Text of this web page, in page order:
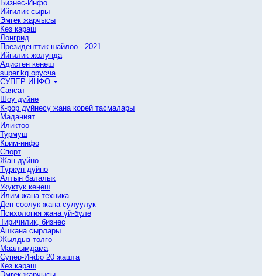
Бизнес-Инфо
Ийгилик сыры
Эмгек жарчысы
Көз караш
Лонгрид
Президенттик шайлоо - 2021
Ийгилик жолунда
Адистен кеңеш
super.kg орусча
СУПЕР-ИНФО
Саясат
Шоу дүйнө
К-рор дүйнөсү жана корей тасмалары
Маданият
Иликтөө
Турмуш
Крим-инфо
Спорт
Жан дүйнө
Түркүн дүйнө
Алтын балалык
Укуктук кеӊеш
Илим жана техника
Ден соолук жана сулуулук
Психология жана үй-бүлө
Тиричилик, бизнес
Ашкана сырлары
Жылдыз төлгө
Маалымдама
Супер-Инфо 20 жашта
Көз караш